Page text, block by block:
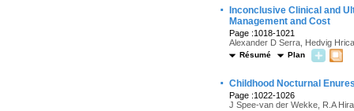
·
Inconclusive Clinical and
Management and Cost
Page :1018-1021
Alexander D Serra, Hedvig
Résumé Plan
· Childhood Nocturnal
Page :1022-1026
J Spee-van der Wekke, R.A